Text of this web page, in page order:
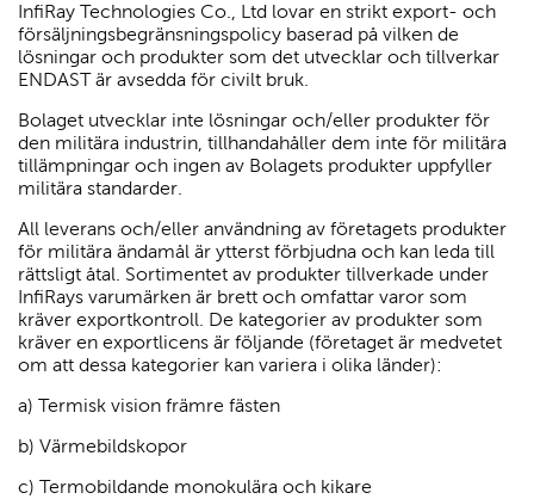
InfiRay Technologies Co., Ltd lovar en strikt export- och
försäljningsbegränsningspolicy baserad på vilken de
lösningar och produkter som det utvecklar och tillverkar
ENDAST är avsedda för civilt bruk.
Bolaget utvecklar inte lösningar och/eller produkter för
den militära industrin, tillhandahåller dem inte för militära
tillämpningar och ingen av Bolagets produkter uppfyller
militära standarder.
All leverans och/eller användning av företagets produkter
för militära ändamål är ytterst förbjudna och kan leda till
rättsligt åtal. Sortimentet av produkter tillverkade under
InfiRays varumärken är brett och omfattar varor som
kräver exportkontroll. De kategorier av produkter som
kräver en exportlicens är följande (företaget är medvetet
om att dessa kategorier kan variera i olika länder):
a) Termisk vision främre fästen
b) Värmebildskopor
c) Termobildande monokulära och kikare